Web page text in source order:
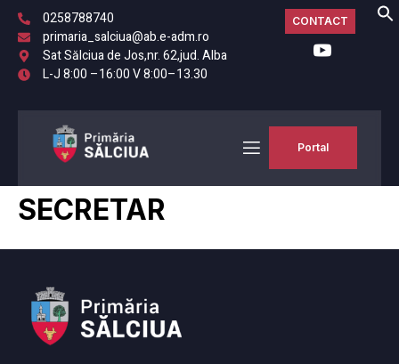
0258788740
primaria_salciua@ab.e-adm.ro
Sat Sălciua de Jos,nr. 62,jud. Alba
L-J 8:00 –16:00 V 8:00–13.30
CONTACT
Portal
SECRETAR